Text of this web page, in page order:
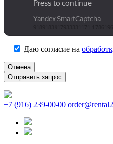
Даю согласие на
Отмена
+7 (916) 239-00-00